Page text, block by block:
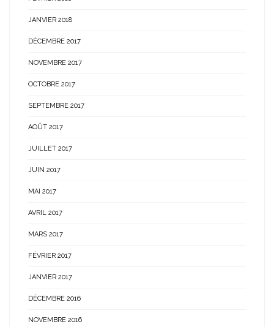
JANVIER 2018
DÉCEMBRE 2017
NOVEMBRE 2017
OCTOBRE 2017
SEPTEMBRE 2017
AOÛT 2017
JUILLET 2017
JUIN 2017
MAI 2017
AVRIL 2017
MARS 2017
FÉVRIER 2017
JANVIER 2017
DÉCEMBRE 2016
NOVEMBRE 2016